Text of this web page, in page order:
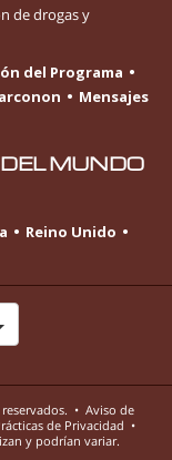
de drogas y
del Programa
Mensajes
MUNDO
Reino Unido
• Aviso de
de Privacidad •
y podrían variar.